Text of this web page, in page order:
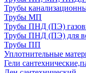
Трубы
Трубы МП
Трубы ПНД (ПЭ)
Трубы ПНД (ПЭ) для
Трубы ПП
Уплотнительные
Гели